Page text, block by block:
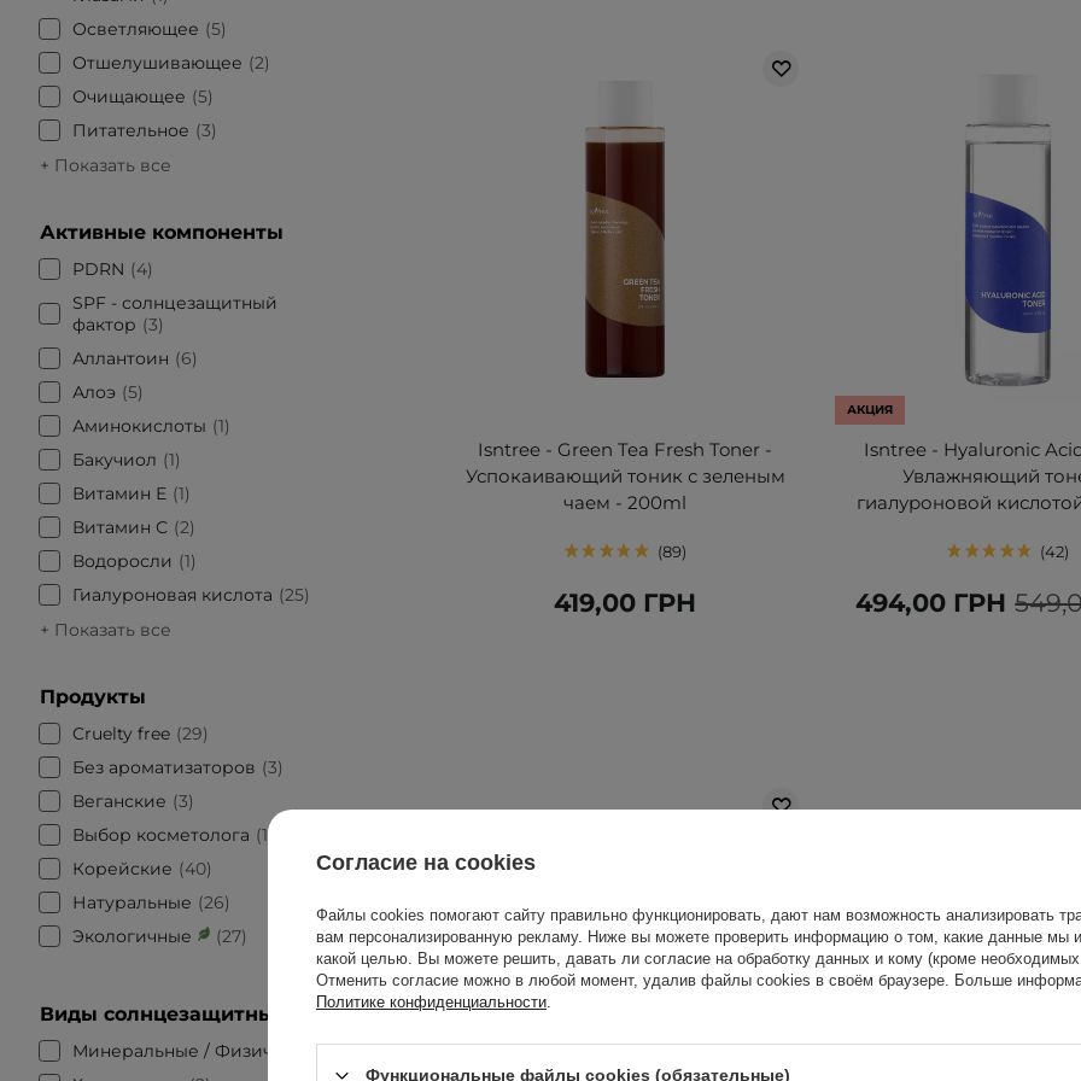
Осветляющее
5
Отшелушивающее
2
Очищающее
5
Питательное
3
+ Показать все
Активные компоненты
PDRN
4
SPF - солнцезащитный
фактор
3
Аллантоин
6
Алоэ 5
Аминокислоты
1
Бакучиол
1
Витамин Е 1
Витамин С 2
Водоросли
1
Гиалуроновая кислота
25
+ Показать все
Продукты
Cruelty free 29
Без ароматизаторов
3
Веганские
3
Выбор косметолога
1
Корейские
40
Натуральные
26
Экологичные
27
Виды солнцезащитных фильтров
Минеральные / Физические 1
Isntree - Green Tea Fresh Toner -
Успокаивающий тоник с зеленым
чаем - 200ml
89
419,00 ГРН
АКЦИЯ
Isntree - Hyaluronic
Увлажняющий
гиалуроновой
42
494,00 ГРН
Согласие на cookies
Файлы cookies помогают сайту правильно функционировать, дают нам возможность анализировать
вам персонализированную рекламу. Ниже вы можете проверить информацию о том, какие данные мы
какой целью. Вы можете решить, давать ли согласие на обработку данных и кому (кроме
Отменить согласие можно в любой момент, удалив файлы cookies в своём браузере. Больше
Политике конфиденциальности.
Функциональные файлы cookies (обязательные)